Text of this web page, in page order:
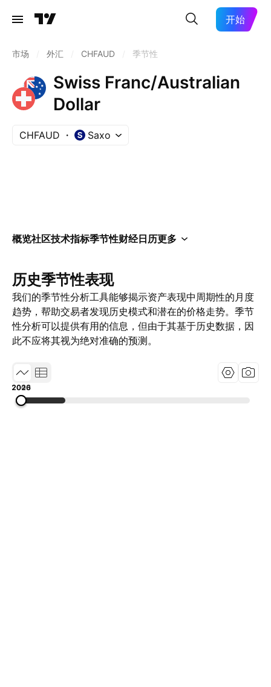
开始
市场 外汇 CHFAUD 季节性
Swiss Franc/Australian
Dollar
CHFAUD Saxo
概览社区技术指标季节性财经日历更多
历史季节性表现
我们的季节性分析工具能够揭示资产表现中周期性的月度
趋势，帮助交易者发现历史模式和潜在的价格走势。季节
性分析可以提供有用的信息，但由于其基于历史数据，因
此不应将其视为绝对准确的预测。
2000
2013
2026